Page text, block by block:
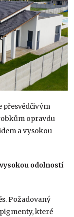
přesvědčivým
opravdu
a vysokou
odolností
Požadovaný
které